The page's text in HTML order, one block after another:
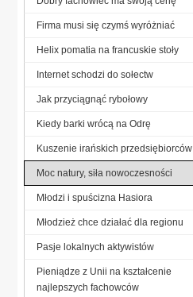
Firma musi się czymś wyróżniać
Helix pomatia na francuskie stoły
Internet schodzi do sołectw
Jak przyciągnąć rybołowy
Kiedy barki wrócą na Odrę
Kuszenie irańskich przedsiębiorców
Moc natury, siła nowoczesności
Młodzi i spuścizna Hasiora
Młodzież chce działać dla regionu
Pasje lokalnych aktywistów
Pieniądze z Unii na kształcenie
najlepszych fachowców